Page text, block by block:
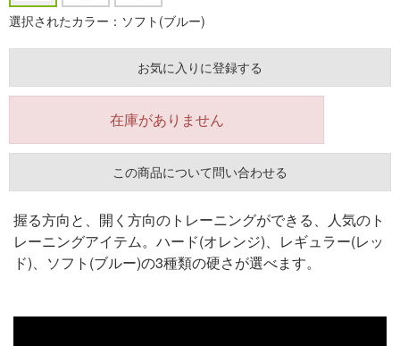
選択されたカラー：ソフト(ブルー)
お気に入りに登録する
在庫がありません
この商品について問い合わせる
握る方向と、開く方向のトレーニングができる、人気のト
レーニングアイテム。ハード(オレンジ)、レギュラー(レッ
ド)、ソフト(ブルー)の3種類の硬さが選べます。